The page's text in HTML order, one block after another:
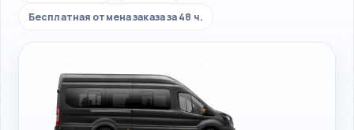
Бесплатная отмена заказа за 48 ч.